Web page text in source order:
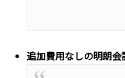
追加費用なしの明朗